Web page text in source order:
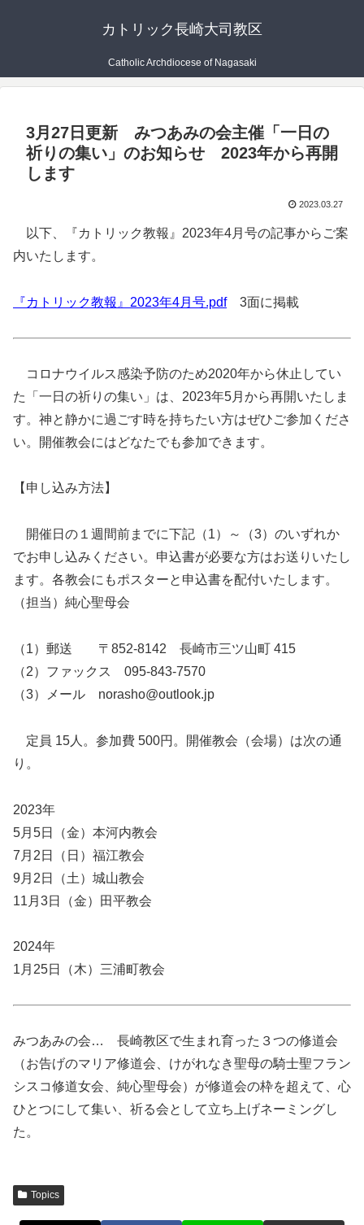
カトリック長崎大司教区
Catholic Archdiocese of Nagasaki
3月27日更新 みつあみの会主催「一日の
祈りの集い」のお知らせ 2023年から再開
します
2023.03.27
以下、『カトリック教報』2023年4月号の記事からご案
内いたします。
『カトリック教報』2023年4月号.pdf3面に掲載
コロナウイルス感染予防のため2020年から休止してい
た「一日の祈りの集い」は、2023年5月から再開いたしま
す。神と静かに過ごす時を持ちたい方はぜひご参加くださ
い。開催教会にはどなたでも参加できます。
【申し込み方法】
開催日の１週間前までに下記（1）～（3）のいずれか
でお申し込みください。申込書が必要な方はお送りいたし
ます。各教会にもポスターと申込書を配付いたします。
（担当）純心聖母会
（1）郵送 〒852-8142 長崎市三ツ山町 415
（2）ファックス 095-843-7570
（3）メール norasho@outlook.jp
定員 15人。参加費 500円。開催教会（会場）は次の通
り。
2023年
5月5日（金）本河内教会
7月2日（日）福江教会
9月2日（土）城山教会
11月3日（金）田平教会
2024年
1月25日（木）三浦町教会
みつあみの会… 長崎教区で生まれ育った３つの修道会
（お告げのマリア修道会、けがれなき聖母の騎士聖フラン
シスコ修道女会、純心聖母会）が修道会の枠を超えて、心
ひとつにして集い、祈る会として立ち上げネーミングし
た。
Topics